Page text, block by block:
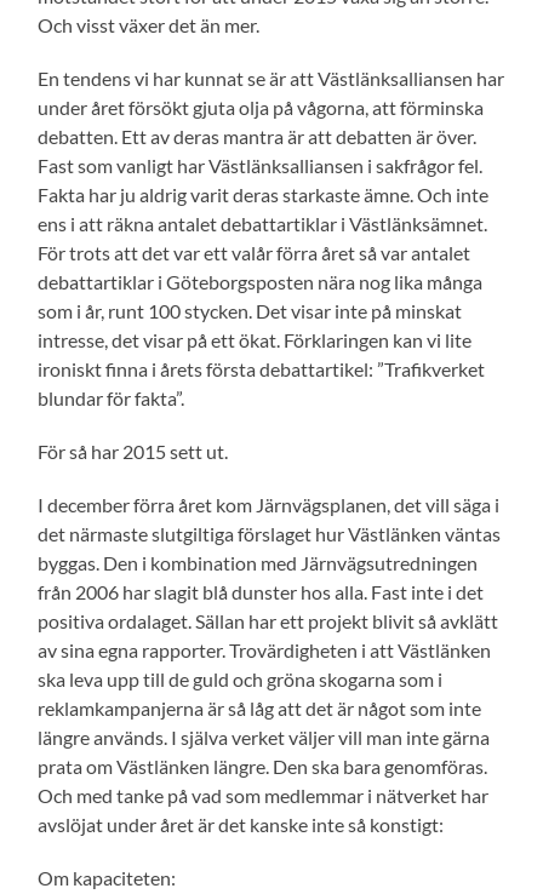
Och visst växer det än mer.
En tendens vi har kunnat se är att Västlänksalliansen har
under året försökt gjuta olja på vågorna, att förminska
debatten. Ett av deras mantra är att debatten är över.
Fast som vanligt har Västlänksalliansen i sakfrågor fel.
Fakta har ju aldrig varit deras starkaste ämne. Och inte
ens i att räkna antalet debattartiklar i Västlänksämnet.
För trots att det var ett valår förra året så var antalet
debattartiklar i Göteborgsposten nära nog lika många
som i år, runt 100 stycken. Det visar inte på minskat
intresse, det visar på ett ökat. Förklaringen kan vi lite
ironiskt finna i årets första debattartikel: ”Trafikverket
blundar för fakta”.
För så har 2015 sett ut.
I december förra året kom Järnvägsplanen, det vill säga i
det närmaste slutgiltiga förslaget hur Västlänken väntas
byggas. Den i kombination med Järnvägsutredningen
från 2006 har slagit blå dunster hos alla. Fast inte i det
positiva ordalaget. Sällan har ett projekt blivit så avklätt
av sina egna rapporter. Trovärdigheten i att Västlänken
ska leva upp till de guld och gröna skogarna som i
reklamkampanjerna är så låg att det är något som inte
längre används. I själva verket väljer vill man inte gärna
prata om Västlänken längre. Den ska bara genomföras.
Och med tanke på vad som medlemmar i nätverket har
avslöjat under året är det kanske inte så konstigt:
Om kapaciteten: